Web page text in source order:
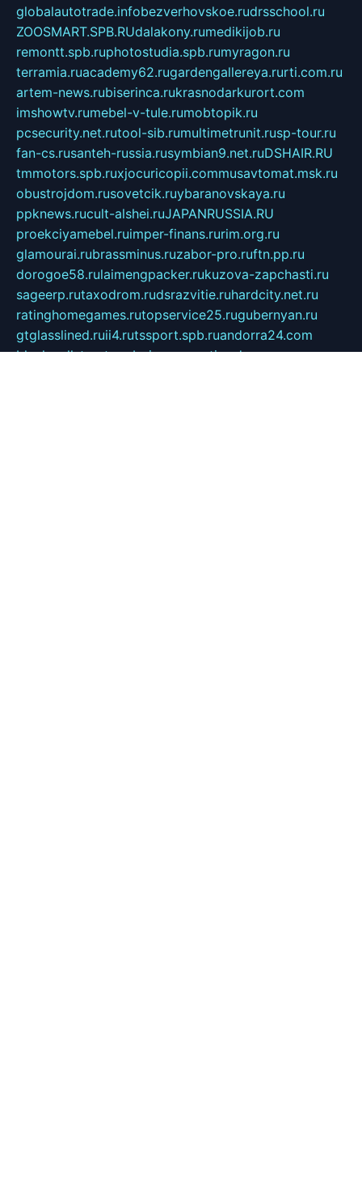
globalautotrade.infobezverhovskoe.rudrsschool.ru
ZOOSMART.SPB.RUdalakony.rumedikijob.ru
remontt.spb.ruphotostudia.spb.rumyragon.ru
terramia.ruacademy62.rugardengallereya.rurti.com.ru
artem-news.rubiserinca.rukrasnodarkurort.com
imshowtv.rumebel-v-tule.rumobtopik.ru
pcsecurity.net.rutool-sib.rumultimetrunit.rusp-tour.ru
fan-cs.rusanteh-russia.rusymbian9.net.ruDSHAIR.RU
tmmotors.spb.ruxjocuricopii.commusavtomat.msk.ru
obustrojdom.rusovetcik.ruybaranovskaya.ru
ppknews.rucult-alshei.ruJAPANRUSSIA.RU
proekciyamebel.ruimper-finans.rurim.org.ru
glamourai.rubrassminus.ruzabor-pro.ruftn.pp.ru
dorogoe58.rulaimengpacker.rukuzova-zapchasti.ru
sageerp.rutaxodrom.rudsrazvitie.ruhardcity.net.ru
ratinghomegames.rutopservice25.rugubernyan.ru
gtglasslined.ruii4.rutssport.spb.ruandorra24.com
blackwallstreet.ruoboimos.ruoptim-doors.com.ru